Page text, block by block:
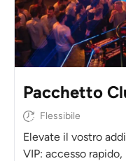
Pacchetto
Flessibile
Elevate il vostro
VIP: accesso